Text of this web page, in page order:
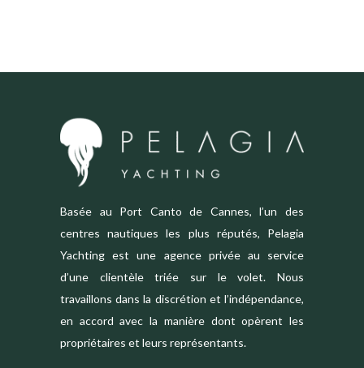
Basée au Port Canto de Cannes, l’un des
centres nautiques les plus réputés, Pelagia
Yachting est une agence privée au service
d’une clientèle triée sur le volet. Nous
travaillons dans la discrétion et l’indépendance,
en accord avec la manière dont opèrent les
propriétaires et leurs représentants.